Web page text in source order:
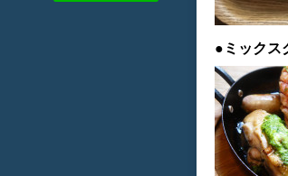
●ミックス